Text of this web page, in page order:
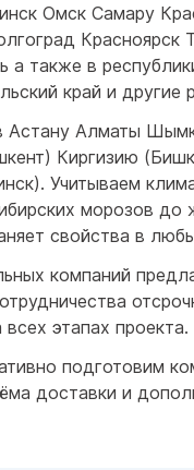
Омск Самару
Красноярск
а также в
край и другие
Астану Алматы
Киргизию
Учитываем
морозов до
свойства в
компаний
этапах проекта.
подготовим
доставки и